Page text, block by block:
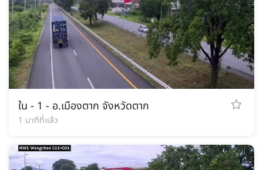
ใน - 1 - อ.เมืองตาก จังหวัดตาก
1 นาทีที่แล้ว